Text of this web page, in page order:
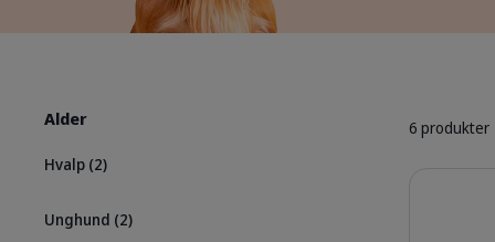
Alder
Hvalp (2)
Unghund (2)
6 produkter